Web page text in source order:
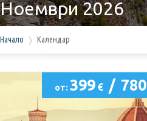
Ноември 2026
Начало Календар
от: 399 € / 780